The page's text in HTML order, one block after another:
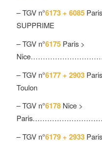
– TGV n°6173 + 6085
SUPPRIME
– TGV n°6175Paris >
– TGV n°6177 + 2903
Toulon
– TGV n°6178Nice >
– TGV n°6179 + 2933